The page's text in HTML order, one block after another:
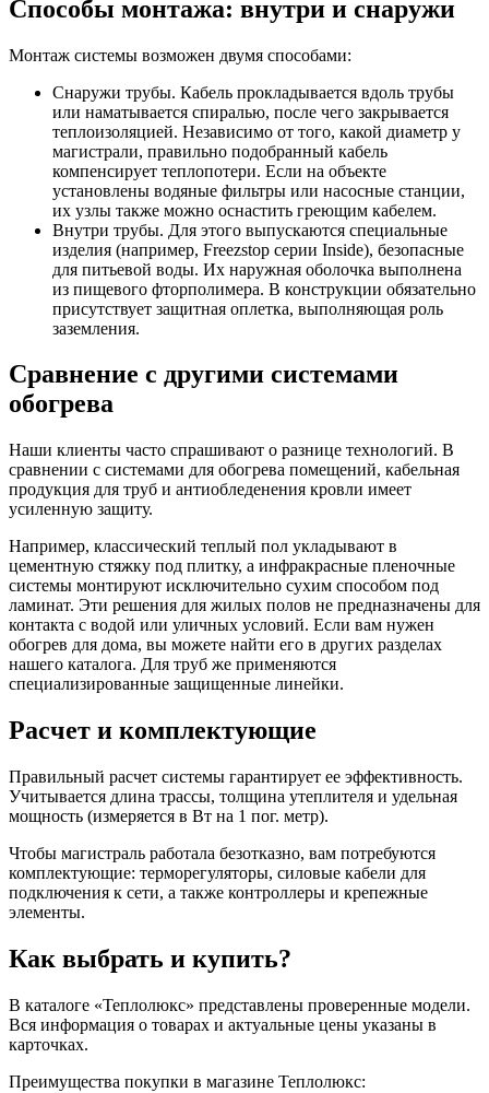
Способы монтажа: внутри и снаружи
Монтаж системы возможен двумя способами:
Снаружи трубы. Кабель прокладывается вдоль трубы
или наматывается спиралью, после чего закрывается
теплоизоляцией. Независимо от того, какой диаметр у
магистрали, правильно подобранный кабель
компенсирует теплопотери. Если на объекте
установлены водяные фильтры или насосные станции,
их узлы также можно оснастить греющим кабелем.
Внутри трубы. Для этого выпускаются специальные
изделия (например, Freezstop серии Inside), безопасные
для питьевой воды. Их наружная оболочка выполнена
из пищевого фторполимера. В конструкции обязательно
присутствует защитная оплетка, выполняющая роль
заземления.
Сравнение с другими системами
обогрева
Наши клиенты часто спрашивают о разнице технологий. В
сравнении с системами для обогрева помещений, кабельная
продукция для труб и антиобледенения кровли имеет
усиленную защиту.
Например, классический теплый пол укладывают в
цементную стяжку под плитку, а инфракрасные пленочные
системы монтируют исключительно сухим способом под
ламинат. Эти решения для жилых полов не предназначены для
контакта с водой или уличных условий. Если вам нужен
обогрев для дома, вы можете найти его в других разделах
нашего каталога. Для труб же применяются
специализированные защищенные линейки.
Расчет и комплектующие
Правильный расчет системы гарантирует ее эффективность.
Учитывается длина трассы, толщина утеплителя и удельная
мощность (измеряется в Вт на 1 пог. метр).
Чтобы магистраль работала безотказно, вам потребуются
комплектующие: терморегуляторы, силовые кабели для
подключения к сети, а также контроллеры и крепежные
элементы.
Как выбрать и купить?
В каталоге «Теплолюкс» представлены проверенные модели.
Вся информация о товарах и актуальные цены указаны в
карточках.
Преимущества покупки в магазине Теплолюкс: